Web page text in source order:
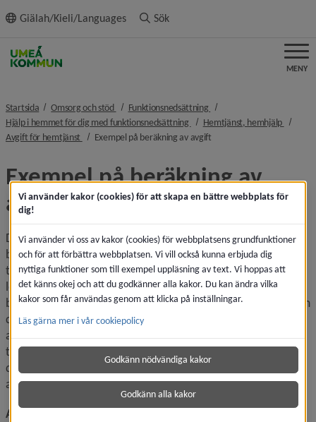
innehållet
Giälah/Kieli/Languages Sök
MENY
Startsida Omsorg och stöd nivå i brödsmulenavigeringen
Funktionsnedsättning nivå i
Hjälp i hemmet för dig med funktionsnedsättning nivå i brödsmulenavigeringen
Hemtjänst, hemhjälp nivå i
Avgift för hemtjänst
nivå i brödsmulenavigeringen
Exempel på beräkning av avgiftnivå i
Exempel på beräkning av
avgift
Din faktiska avgift kan vara lägre än beloppen som anges ­
beroende på din betalningsförmåga. När avgiften beräknas
tas hänsyn till ett lagstadgat belopp som ska täcka normala
levnadskostnader samt att kunna betala sin
boendekostnad. Denna summa kallas förbehållsbelopp. Om
din inkomst är lägre än förbehållsbeloppet betalar du ingen
avgift. Förbehållsbeloppet består av din boendekostnad
tillsammans med ett lagstadgat minimibelopp. Nedan ser
du aktuella minimibelopp och exempel på beräkning av
avgift.
Aktuella minibelopp för hemtjänst
Vi använder kakor (cookies) för att skapa en bättre webbplats för
dig!
Vi använder vi oss av kakor (cookies) för webbplatsens grundfunktioner
och för att förbättra webbplatsen. Vi vill också kunna erbjuda dig
nyttiga funktioner som till exempel uppläsning av text. Vi hoppas att
det känns okej och att du godkänner alla kakor. Du kan ändra vilka
kakor som får användas genom att klicka på inställningar.
Läs gärna mer i vår cookiepolicy
Godkänn nödvändiga kakor
Godkänn alla kakor